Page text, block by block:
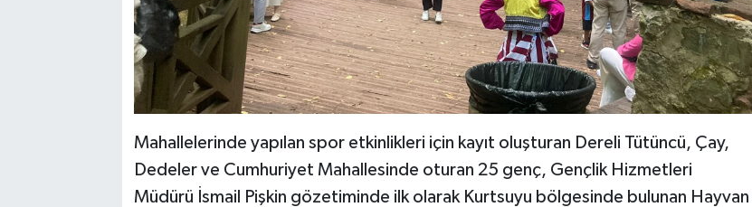
Mahallelerinde yapılan spor etkinlikleri için kayıt oluşturan Dereli Tütüncü, Çay,
Dedeler ve Cumhuriyet Mahallesinde oturan 25 genç, Gençlik Hizmetleri
Müdürü İsmail Pişkin gözetiminde ilk olarak Kurtsuyu bölgesinde bulunan Hayvan